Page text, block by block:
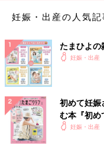
妊娠・出産の人気
たまひよの
妊娠・出産
初めて妊娠
む本『初め
妊娠・出産